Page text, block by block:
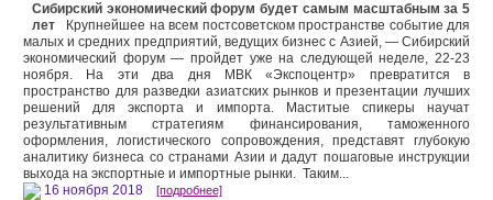
Сибирский экономический форум будет самым масштабным за 5
лет
Крупнейшее на всем постсоветском пространстве событие для
малых и средних предприятий, ведущих бизнес с Азией, — Сибирский
экономический форум — пройдет уже на следующей неделе, 22-23
ноября. На эти два дня МВК «Экспоцентр» превратится в
пространство для разведки азиатских рынков и презентации лучших
решений для экспорта и импорта. Маститые спикеры научат
результативным стратегиям финансирования, таможенного
оформления, логистического сопровождения, представят глубокую
аналитику бизнеса со странами Азии и дадут пошаговые инструкции
выхода на экспортные и импортные рынки. Таким...
16 ноября 2018 [подробнее]